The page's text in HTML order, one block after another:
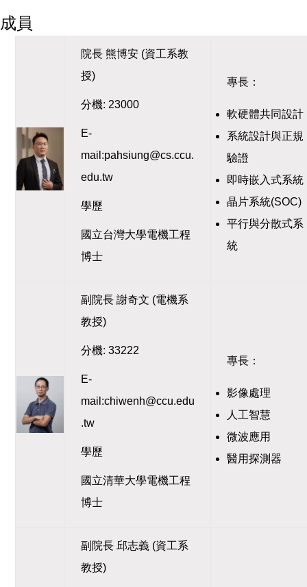
成員
院長 熊博安 (資工系教
授)
分機: 23000
E-
mail:pahsiung@cs.ccu.
edu.tw
學歷
國立台灣大學電機工程
博士
專長：
軟硬體共同設計
系統設計與正規
驗證
即時嵌入式系統
晶片系統(SOC)
平行與分散式系
統
副院長 謝奇文 (電機系
教授)
分機: 33222
E-
mail:chiwenh@ccu.edu
.tw
學歷
國立清華大學電機工程
博士
專長：
影像處理
人工智慧
微波應用
醫用探測器
副院長 邱志義 (資工系
教授)